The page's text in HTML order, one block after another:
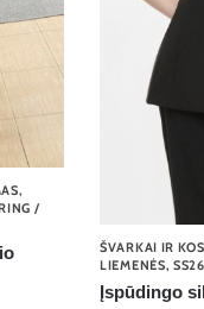
,
/
ŠVARKAI IR
LIEMENĖS,
Įspūdingo